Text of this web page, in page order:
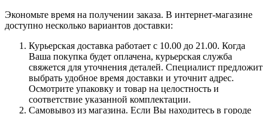
Экономьте время на получении заказа. В интернет-магазине
доступно несколько вариантов доставки:
Курьерская доставка работает с 10.00 до 21.00. Когда
Ваша покупка будет оплачена, курьерская служба
свяжется для уточнения деталей. Специалист предложит
выбрать удобное время доставки и уточнит адрес.
Осмотрите упаковку и товар на целостность и
соответствие указанной комплектации.
Самовывоз из магазина. Если Вы находитесь в городе